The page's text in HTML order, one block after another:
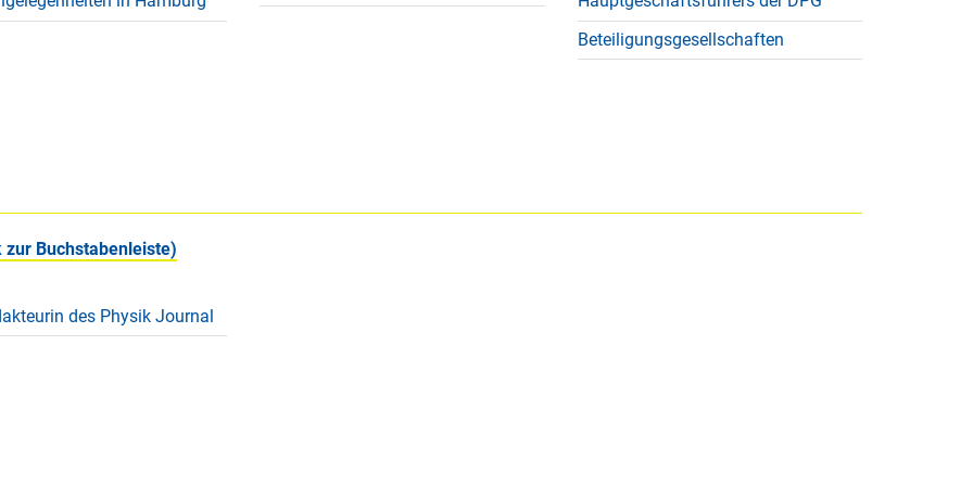
Beteiligungsgesellschaften
zur Buchstabenleiste)
des Physik Journal